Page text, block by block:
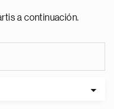
a continuación.